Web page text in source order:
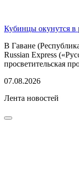
Кубинцы окунутся в
В Гаване
Russian Express
просветительская
07.08.2026
Лента новостей